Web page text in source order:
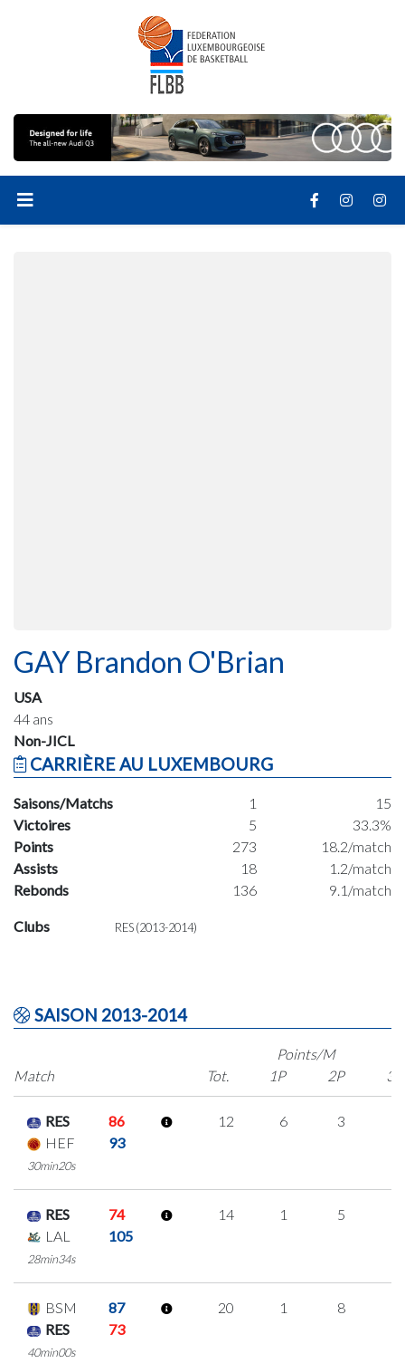
GAY Brandon O'Brian
USA
44 ans
Non-JICL
CARRIÈRE AU LUXEMBOURG
Saisons/Matchs 1
15
Victoires
5
33.3%
Points
273
18.2/match
Assists
18
1.2/match
Rebonds
136 9.1/match
Clubs RES (2013-2014)
SAISON 2013-2014
Match
Points/M
Tot.
1P 2P 3P
RES
86
HEF
93
30min20s
12 6 3
RES
74
LAL
105
28min34s
14 1 5
BSM
87
RES
73
40min00s
20 1 8